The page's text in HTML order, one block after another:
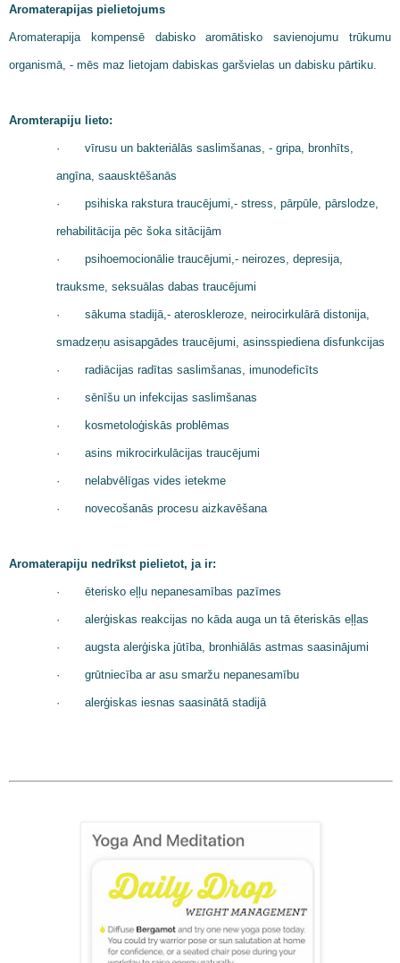
Aromaterapijas pielietojums
Aromaterapija kompensē dabisko aromātisko savienojumu trūkumu
organismā, - mēs maz lietojam dabiskas garšvielas un dabisku pārtiku.
Aromterapiju lieto:
· vīrusu un bakteriālās saslimšanas, - gripa, bronhīts,
angīna, saausktēšanās
· psihiska rakstura traucējumi,- stress, pārpūle, pārslodze,
rehabilitācija pēc šoka sitācijām
· psihoemocionālie traucējumi,- neirozes, depresija,
trauksme, seksuālas dabas traucējumi
· sākuma stadijā,- ateroskleroze, neirocirkulārā distonija,
smadzeņu asisapgādes traucējumi, asinsspiediena disfunkcijas
· radiācijas radītas saslimšanas, imunodeficīts
· sēnīšu un infekcijas saslimšanas
· kosmetoloģiskās problēmas
· asins mikrocirkulācijas traucējumi
· nelabvēlīgas vides ietekme
· novecošanās procesu aizkavēšana
Aromaterapiju nedrīkst pielietot, ja ir:
· ēterisko eļļu nepanesamības pazīmes
· alerģiskas reakcijas no kāda auga un tā ēteriskās eļļas
· augsta alerģiska jūtība, bronhiālās astmas saasinājumi
· grūtniecība ar asu smaržu nepanesamību
· alerģiskas iesnas saasinātā stadijā